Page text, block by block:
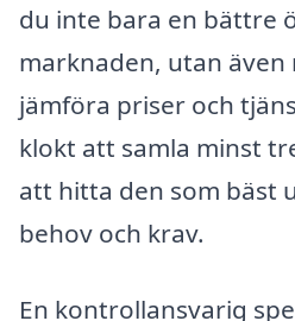
du inte bara en bättre
marknaden, utan
jämföra priser och
klokt att samla minst
att hitta den som bäst
behov och krav.
En kontrollansvarig